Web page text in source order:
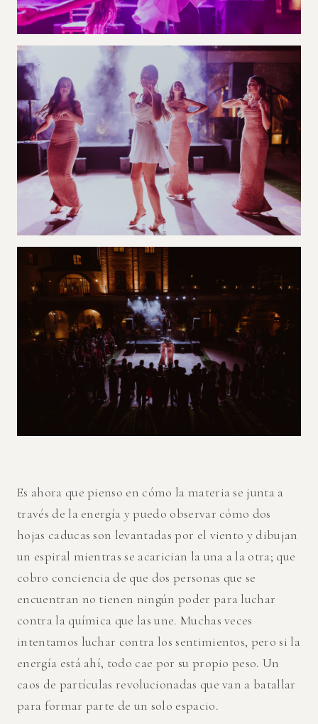
Es ahora que pienso en cómo la materia se junta a
través de la energía y puedo observar cómo dos
hojas caducas son levantadas por el viento y dibujan
un espiral mientras se acarician la una a la otra; que
cobro conciencia de que dos personas que se
encuentran no tienen ningún poder para luchar
contra la química que las une. Muchas veces
intentamos luchar contra los sentimientos, pero si la
energía está ahí, todo cae por su propio peso. Un
caos de partículas revolucionadas que van a batallar
para formar parte de un solo espacio.